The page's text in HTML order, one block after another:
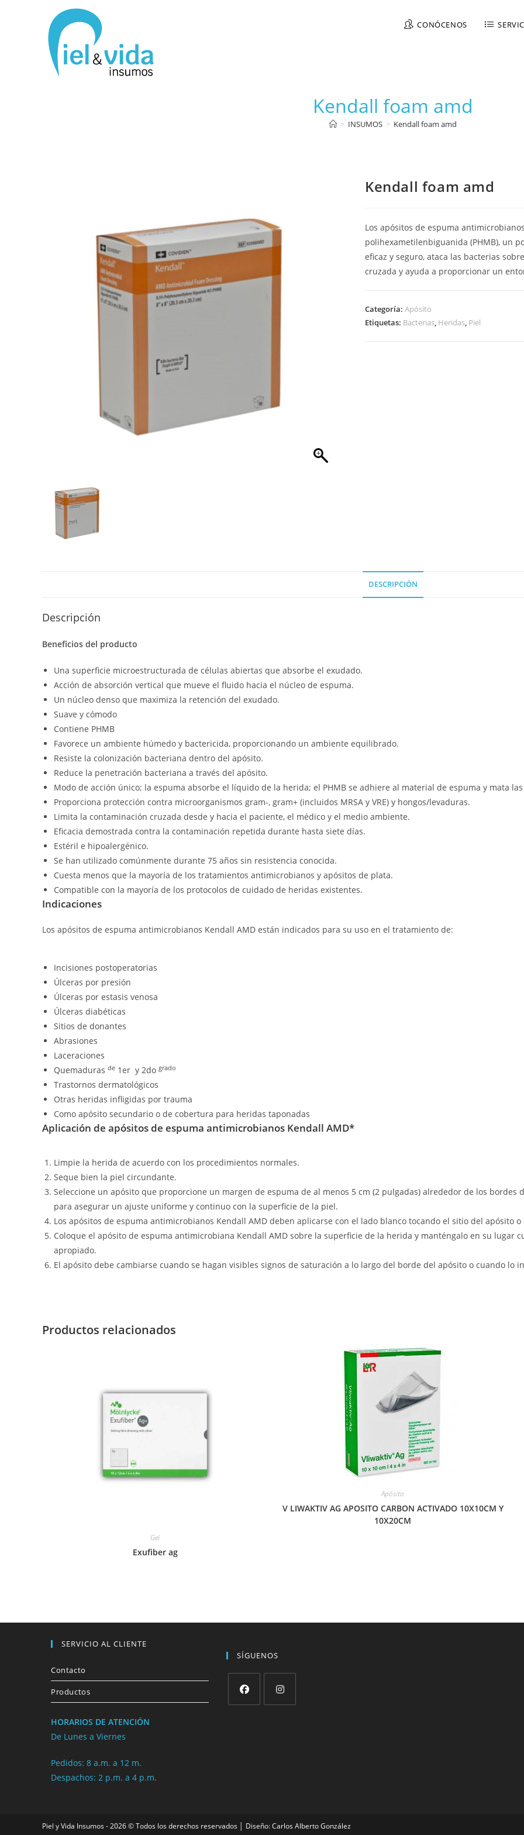
CONÓCENOS
Kendall foam amd
> INSUMOS > Kendall foam amd
Kendall foam amd
Los apósitos de espuma
polihexametilenbiguanida (PHMB), un
eficaz y seguro, ataca las bacterias
cruzada y ayuda a proporcionar un
Categoría: Apósito
Etiquetas: Bacterias, Heridas, Piel
DESCRIPCIÓN
Descripción
Beneficios del producto
Una superficie microestructurada de células abiertas que absorbe el exudado.
Acción de absorción vertical que mueve el fluido hacia el núcleo de espuma.
Un núcleo denso que maximiza la retención del exudado.
Suave y cómodo
Contiene PHMB
Favorece un ambiente húmedo y bactericida, proporcionando un ambiente equilibrado.
Resiste la colonización bacteriana dentro del apósito.
Reduce la penetración bacteriana a través del apósito.
Modo de acción único; la espuma absorbe el líquido de la herida; el PHMB se adhiere al material de espuma y mata
Proporciona protección contra microorganismos gram-, gram+ (incluidos MRSA y VRE) y hongos/levaduras.
Limita la contaminación cruzada desde y hacia el paciente, el médico y el medio ambiente.
Eficacia demostrada contra la contaminación repetida durante hasta siete días.
Estéril e hipoalergénico.
Se han utilizado comúnmente durante 75 años sin resistencia conocida.
Cuesta menos que la mayoría de los tratamientos antimicrobianos y apósitos de plata.
Compatible con la mayoría de los protocolos de cuidado de heridas existentes.
Indicaciones
Los apósitos de espuma antimicrobianos Kendall AMD están indicados para su uso en el tratamiento de:
Incisiones postoperatorias
Úlceras por presión
Úlceras por estasis venosa
Úlceras diabéticas
Sitios de donantes
Abrasiones
Laceraciones
Quemaduras de 1er y 2do grado
Trastornos dermatológicos
Otras heridas infligidas por trauma
Como apósito secundario o de cobertura para heridas taponadas
Aplicación de apósitos de espuma antimicrobianos Kendall AMD*
Limpie la herida de acuerdo con los procedimientos normales.
Seque bien la piel circundante.
Seleccione un apósito que proporcione un margen de espuma de al menos 5 cm (2 pulgadas) alrededor de los bordes
para asegurar un ajuste uniforme y continuo con la superficie de la piel.
Los apósitos de espuma antimicrobianos Kendall AMD deben aplicarse con el lado blanco tocando el sitio del apósito
Coloque el apósito de espuma antimicrobiana Kendall AMD sobre la superficie de la herida y manténgalo en su lugar
apropiado.
El apósito debe cambiarse cuando se hagan visibles signos de saturación a lo largo del borde del apósito o cuando lo
Productos relacionados
Gel
Exufiber ag
Apósito
V LIWAKTIV AG APOSITO CARBON ACTIVADO 10X10CM Y
10X20CM
SERVICIO AL CLIENTE
Contacto
Productos
HORARIOS DE ATENCIÓN
De Lunes a Viernes
Pedidos: 8 a.m. a 12 m.
Despachos: 2 p.m. a 4 p.m.
SÍGUENOS
Piel y Vida Insumos - 2026 © Todos los derechos reservados │ Diseño: Carlos Alberto González